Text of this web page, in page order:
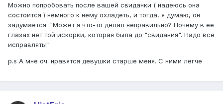
Можно попробовать после вашей свиданки ( надеюсь она
состоится ) немного к нему охладеть, и тогда, я думаю, он
задумается :"Может я что-то делал неправильно? Почему в её
глазах нет той искорки, которая была до "свидания". Надо всё
исправлять!"
p.s А мне оч. нравятся девушки старше меня. С ними легче